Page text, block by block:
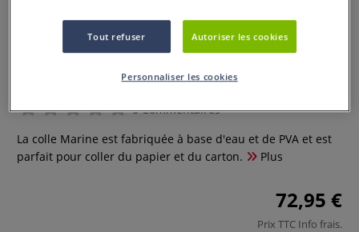
School pack colle Marine
0 Commentaires
La colle Marine est fabriquée à base d'eau et de PVA et est
parfait pour coller du papier et du carton.
Plus
72,95 €
Prix TTC Info frais.
Tout refuser Autoriser les cookies
Personnaliser les cookies